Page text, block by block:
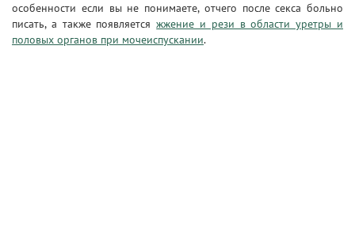
особенности если вы не понимаете, отчего после секса больно
писать, а также появляетсяжжение и рези в области уретры и
половых органов при мочеиспускании.